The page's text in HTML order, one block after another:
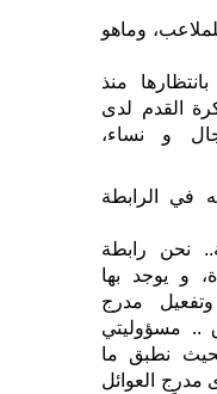
وماهو
منذ
القدم لدى
و نساء،
في الرابطة
نحن رابطة
و يوجد بها
مدرج
.. مسؤوليتي
نطبق ما
العوائل